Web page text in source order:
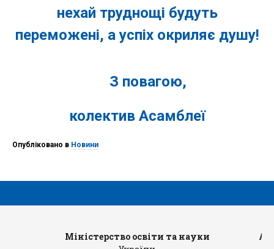
нехай труднощі будуть
переможені, а успіх окриляє душу!
З повагою,
колектив Асамблеї
Опубліковано в Новини
Міністерство освіти та науки